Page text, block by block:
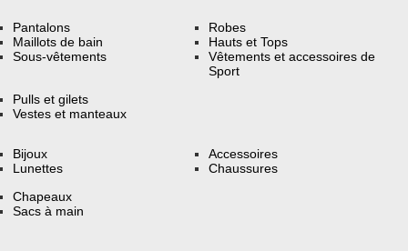
Pantalons
Maillots de bain
Sous-vêtements
Robes
Hauts et Tops
Vêtements et accessoires de
Sport
Pulls et gilets
Vestes et manteaux
Bijoux
Lunettes
Accessoires
Chaussures
Chapeaux
Sacs à main